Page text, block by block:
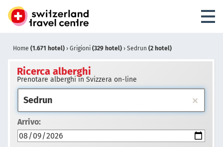
Home (1.671 hotel) › Grigioni (329 hotel) › Sedrun (2 hotel)
Ricerca alberghi
Prenotare alberghi in Svizzera on-line
Arrivo: